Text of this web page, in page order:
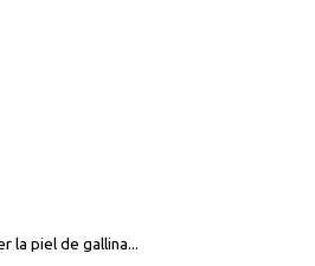
la piel de gallina...